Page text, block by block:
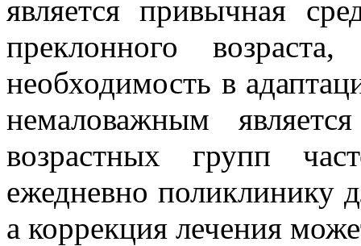
является привычная
преклонного
необходимость в
немаловажным
возрастных групп
ежедневно поликлинику
а коррекция лечения